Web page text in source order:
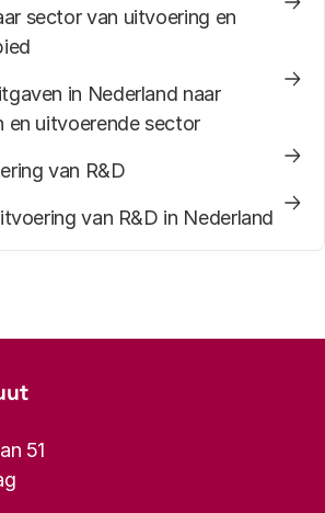
sector van uitvoering en
in Nederland naar
en uitvoerende sector
van R&D
van R&D in Nederland
de homepage
51